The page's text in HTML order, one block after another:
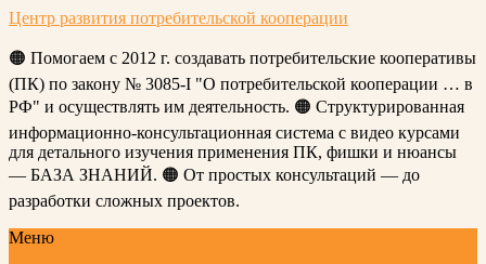
Центр развития потребительской кооперации
🟠 Помогаем с 2012 г. создавать потребительские кооперативы
(ПК) по закону № 3085-I "О потребительской кооперации … в
РФ" и осуществлять им деятельность. 🟠 Структурированная
информационно-консультационная система с видео курсами
для детального изучения применения ПК, фишки и нюансы
— БАЗА ЗНАНИЙ. 🟠 От простых консультаций — до
разработки сложных проектов.
Меню